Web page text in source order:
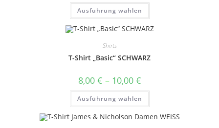
Ausführung wählen
Dieses
weist
mehrere
Varianten
können
werden
Shirts
T-Shirt „Basic“ SCHWARZ
8,00 € – 10,00 €Preisspanne:
8,00 €
bis
10,00 €
Ausführung wählen
Dieses
weist
mehrere
Varianten